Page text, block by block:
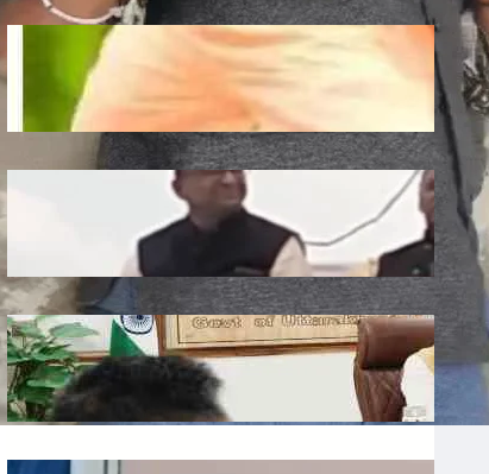
Plantation: यूपी में 12 जुलाई को लगेंगे 35
करोड़ पौधे, CM योगी करेंगे अभियान की शुरुआत
July 10, 2026 Ronit Sharma
Liquor: छत्तीसगढ़ में बीजेपी विधायक शकुंतला
पोर्ते का शराबबंदी पर बड़ा बयान, वीडियो वायरल
July 10, 2026
Water: उत्तराखंड में भूजल संरक्षण पर जोर, मुख्य
सचिव ने दिए सख्त निर्देश
Ronit Sharma